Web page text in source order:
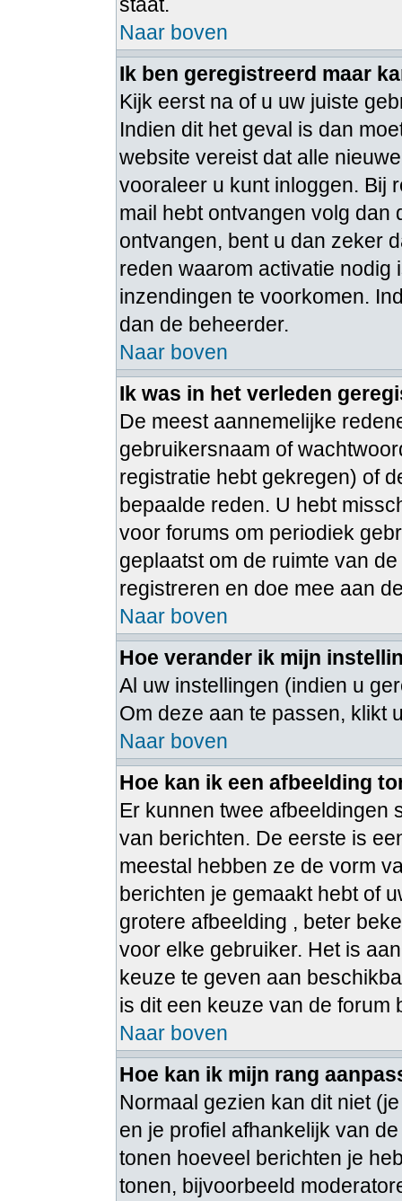
Naar boven
Ik ben geregistreerd maar
Kijk eerst na of u uw juiste
Indien dit het geval is dan
website vereist dat alle
vooraleer u kunt inloggen. Bij
mail hebt ontvangen volg dan
ontvangen, bent u dan zeker
reden waarom activatie nodig
inzendingen te voorkomen.
dan de beheerder.
Naar boven
Ik was in het verleden
De meest aannemelijke
gebruikersnaam of
registratie hebt gekregen) of
bepaalde reden. U hebt
voor forums om periodiek
geplaatst om de ruimte van
registreren en doe mee aan
Naar boven
Hoe verander ik mijn
Al uw instellingen (indien u
Om deze aan te passen, klikt
Naar boven
Hoe kan ik een afbeelding
Er kunnen twee afbeeldingen
van berichten. De eerste is
meestal hebben ze de vorm
berichten je gemaakt hebt of
grotere afbeelding , beter
voor elke gebruiker. Het is
keuze te geven aan
is dit een keuze van de forum
Naar boven
Hoe kan ik mijn rang
Normaal gezien kan dit niet
en je profiel afhankelijk van
tonen hoeveel berichten je
tonen, bijvoorbeeld